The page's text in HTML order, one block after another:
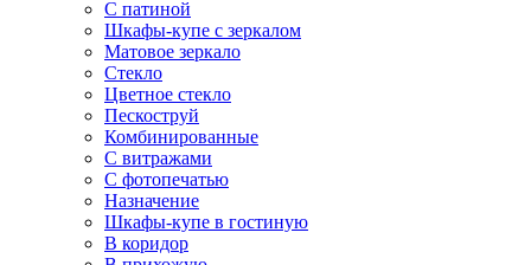
С патиной
Шкафы-купе с зеркалом
Матовое зеркало
Стекло
Цветное стекло
Пескоструй
Комбинированные
С витражами
С фотопечатью
Назначение
Шкафы-купе в гостиную
В коридор